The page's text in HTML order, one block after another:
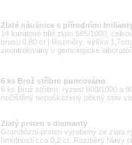
Zlaté náušnice s přírodními
14 karátové bílé zlato 585/1000,
brusu 0,80 ct | Rozměry: výška
zkontrolovány v gemologické
6 ks Brož stříbro puncováno
6 ks Brož stříbro, ryzost 800/1000 a
nečištěný nepoškozený pěkný stav
Zlatý prsten s diamanty
Grandiózní prsten vyrobený ze zlata
hmotnosti cca 0,2 ct. Rozměry hlavy